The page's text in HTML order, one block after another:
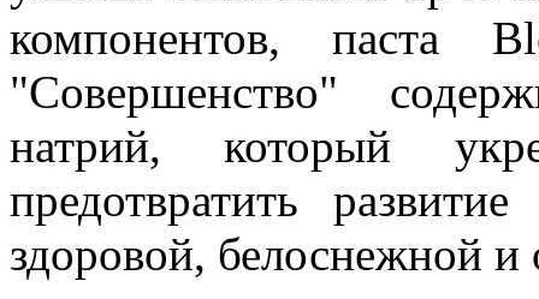
компонентов, паста
"Совершенство"
натрий, который
предотвратить
здоровой, белоснежной и